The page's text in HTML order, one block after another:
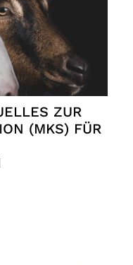
ZUR
(MKS) FÜR